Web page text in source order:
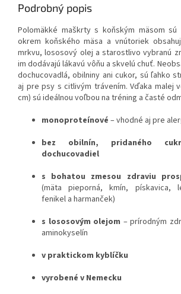
Podrobný popis
Polomäkké maškrty s koňským mäsom
okrem koňského mäsa a vnútoriek
mrkvu, lososový olej a starostlivo vybranú
im dodávajú lákavú vôňu a skvelú chuť.
dochucovadlá, obilniny ani cukor, sú ľahko
aj pre psy s citlivým trávením. Vďaka malej
cm) sú ideálnou voľbou na tréning a časté
monoproteínové – vhodné aj pre
bez obilnín, pridaného
dochucovadiel
s bohatou zmesou zdraviu
(mäta pieporná, kmín, pískavica,
fenikel a harmanček)
s lososovým olejom – prírodným
aminokyselín
v praktickom kyblíčku
vyrobené v Nemecku